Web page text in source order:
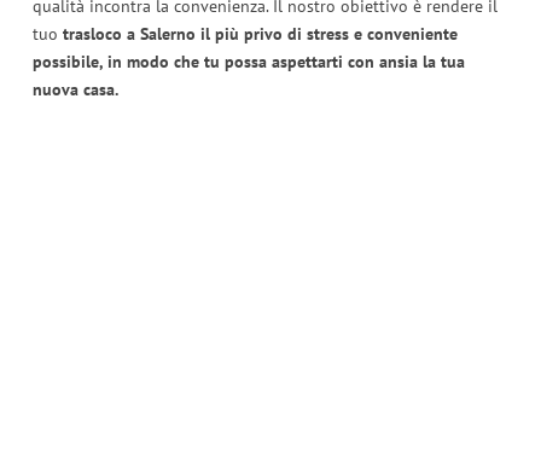
qualità incontra la convenienza. Il nostro obiettivo è rendere il
tuo trasloco a Salerno il più privo di stress e conveniente
possibile, in modo che tu possa aspettarti con ansia la tua
nuova casa.